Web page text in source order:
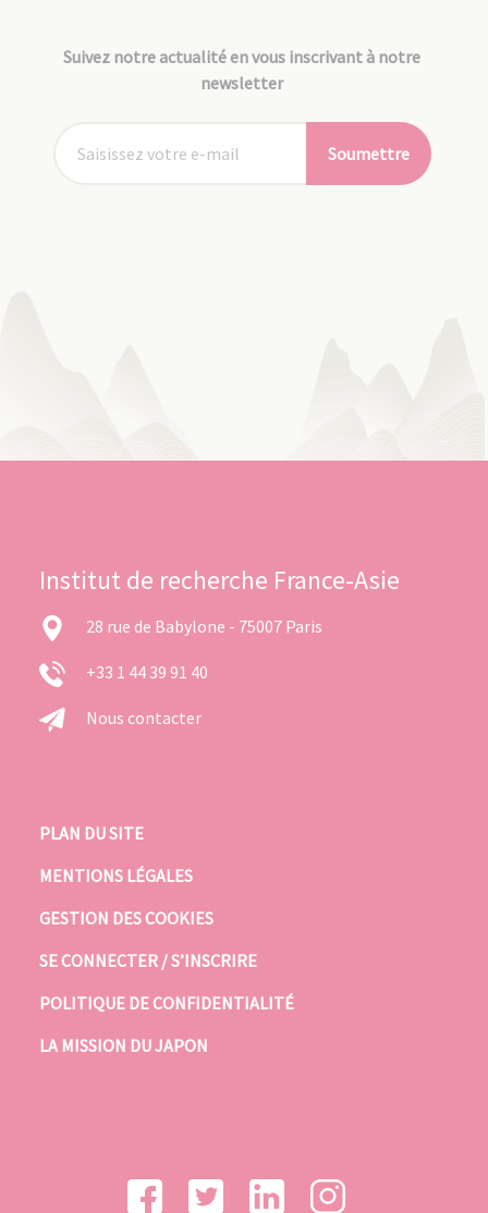
Suivez notre actualité en vous inscrivant à notre
newsletter
Soumettre
Institut de recherche France-Asie
28 rue de Babylone - 75007 Paris
+33 1 44 39 91 40
Nous contacter
PLAN DU SITE
MENTIONS LÉGALES
GESTION DES COOKIES
SE CONNECTER / S’INSCRIRE
POLITIQUE DE CONFIDENTIALITÉ
LA MISSION DU JAPON